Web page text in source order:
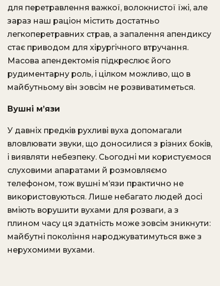
для перетравлення важкої, волокнистої їжі, але
зараз наш раціон містить достатньо
легкоперетравних страв, а запалення апендиксу
стає приводом для хірургічного втручання.
Масова апендектомія підкреслює його
рудиментарну роль, і цілком можливо, що в
майбутньому він зовсім не розвиватиметься.
Вушні м’язи
У давніх предків рухливі вуха допомагали
вловлювати звуки, що доносилися з різних боків,
і виявляти небезпеку. Сьогодні ми користуємося
слуховими апаратами й розмовляємо
телефоном, тож вушні м’язи практично не
використовуються. Лише небагато людей досі
вміють ворушити вухами для розваги, а з
плином часу ця здатність може зовсім зникнути:
майбутні покоління народжуватимуться вже з
нерухомими вухами.